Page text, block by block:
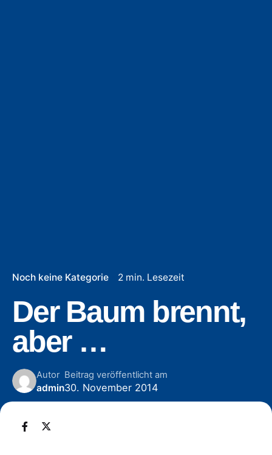
Noch keine Kategorie 2 min. Lesezeit
Der Baum brennt,
aber …
Autor
admin
Beitrag veröffentlicht am
30. November 2014